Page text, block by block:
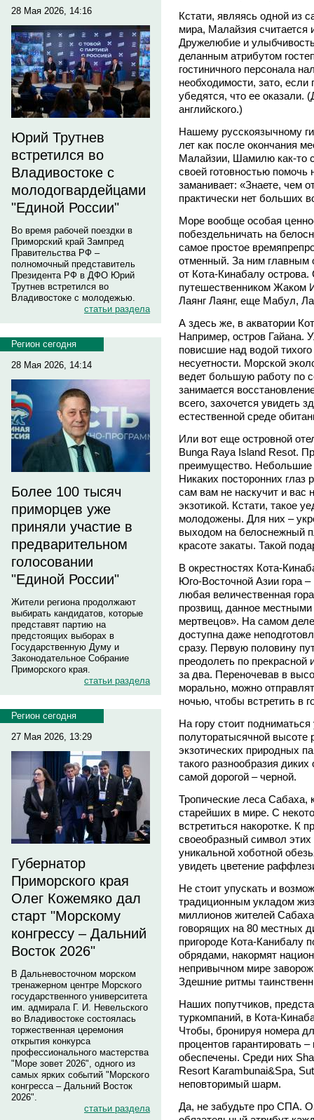
28 Мая 2026, 14:16
Юрий Трутнев
встретился во
Владивостоке с
молодогвардейцами
"Единой России"
Во время рабочей поездки в
Приморский край Зампред
Правительства РФ –
полномочный представитель
Президента РФ в ДФО Юрий
Трутнев встретился во
Владивостоке с молодежью.
статьи раздела
Регион сегодня
28 Мая 2026, 14:14
Более 100 тысяч
приморцев уже
приняли участие в
предварительном
голосовании
"Единой России"
Жители региона продолжают
выбирать кандидатов, которые
представят партию на
предстоящих выборах в
Государственную Думу и
Законодательное Собрание
Приморского края.
статьи раздела
Регион сегодня
27 Мая 2026, 13:29
Губернатор
Приморского края
Олег Кожемяко дал
старт "Морскому
конгрессу – Дальний
Восток 2026"
В Дальневосточном морском
тренажерном центре Морского
государственного университета
им. адмирала Г. И. Невельского
во Владивостоке состоялась
торжественная церемония
открытия конкурса
профессионального мастерства
"Море зовет 2026", одного из
самых ярких событий "Морского
конгресса – Дальний Восток
2026".
статьи раздела
Кстати, являясь одной из
мира, Малайзия считается
Дружелюбие и
деланным атрибутом
гостиничного персонала
необходимости, зато,
убедятся, что ее оказали.
английского.)
Нашему русскоязычному
лет как после окончания
Малайзии, Шамилю как-то
своей готовностью
заманивает: «Знаете, чем
практически нет больших
Море вообще особая
побездельничать на
самое простое
отменный. За ним главным
от Кота-Кинабалу
путешественником Жаком
Лаянг Лаянг, еще Мабул,
А здесь же, в акватории
Например, остров Гайана.
повисшие над водой
несуетности. Морской
ведет большую работу по
занимается
всего, захочется увидеть
естественной среде
Или вот еще островной
Bunga Raya Island Resot.
преимущество. Небольшие
Никаких посторонних глаз
сам вам не наскучит и вас
экзотикой. Кстати, такое
молодожены. Для них –
выходом на белоснежный
красоте закаты. Такой
В окрестностях Кота-
Юго-Восточной Азии гора
любая величественная
прозвищ, данное
мертвецов». На самом
доступна даже
сразу. Первую половину
преодолеть по прекрасной
за два. Переночевав в
морально, можно
ночью, чтобы встретить в
На гору стоит
полуторатысячной
экзотических природных
такого разнообразия
самой дорогой – черной.
Тропические леса Сабаха,
старейших в мире. С
встретиться накоротке. К
своеобразный символ
уникальной хоботной
увидеть цветение
Не стоит упускать и
традиционным укладом
миллионов жителей
говорящих на 80 местных
пригороде Кота-Канибалу
обрядами, накормят
непривычном мире
Здешние ритмы
Наших попутчиков,
туркомпаний, в Кота-
Чтобы, бронируя номера
процентов гарантировать
обеспечены. Среди них
Resort Karambunai&Spa,
неповторимый шарм.
Да, не забудьте про СПА.